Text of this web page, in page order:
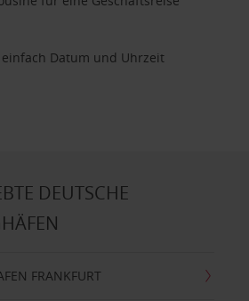
einfach Datum und Uhrzeit
DEUTSCHE
FRANKFURT